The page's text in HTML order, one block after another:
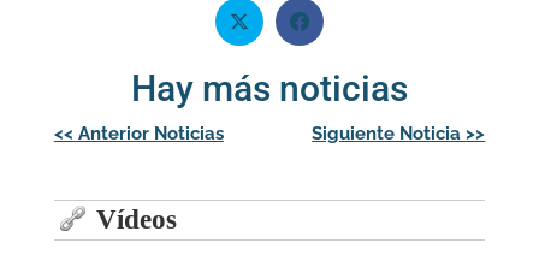
Hay más noticias
Navegación
de
<< Anterior Noticias Siguiente Noticia >>
Vídeos